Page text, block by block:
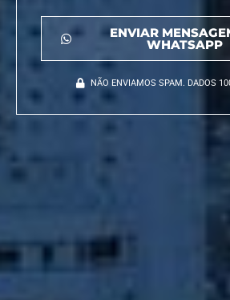
ENVIAR
WHATSAPP
NÃO ENVIAMOS SPAM. DADOS